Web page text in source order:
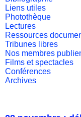
Liens utiles
Photothèque
Lectures
Ressources
Tribunes libres
Nos membres
Films et spectacles
Conférences
Archives